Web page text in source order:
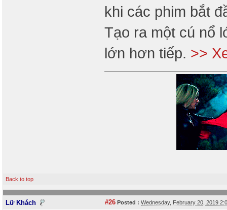
khi các phim bắt
Tạo ra một cú nổ
lớn hơn tiếp. >>
Back to top
Lữ Khách #26 Posted : Wednesday, February 20, 2019